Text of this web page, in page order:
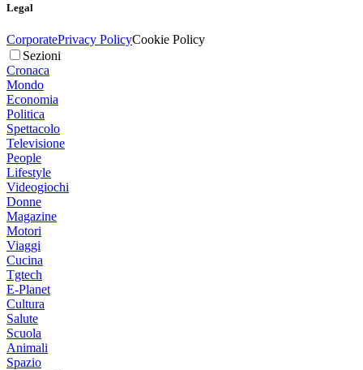
Legal
CorporatePrivacy PolicyCookie Policy
Sezioni
Cronaca
Mondo
Economia
Politica
Spettacolo
Televisione
People
Lifestyle
Videogiochi
Donne
Magazine
Motori
Viaggi
Cucina
Tgtech
E-Planet
Cultura
Salute
Scuola
Animali
Spazio